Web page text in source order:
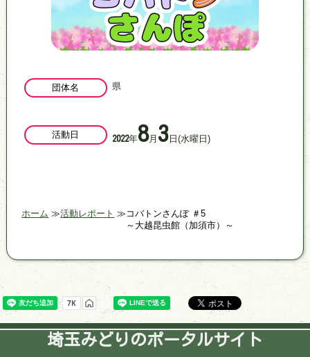
団体名 県
活動日 2022年8月 3 日(水曜日)
ホーム 活動レポート
コバトンさんぽ ＃5
～大越昆虫館（加須市）～
埼玉みどりのポータルサイト